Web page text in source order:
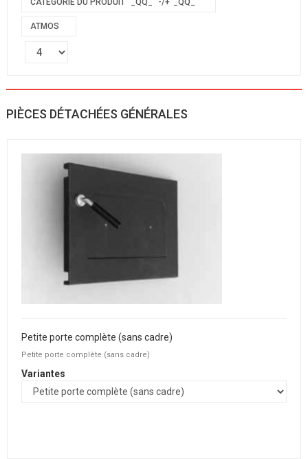
ATMOS
PIÈCES DÉTACHÉES GÉNÉRALES
Petite porte complète (sans cadre)
Petite porte complète (sans cadre)
Variantes